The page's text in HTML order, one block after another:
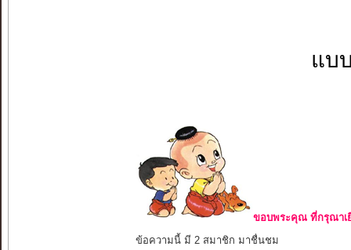
แบ
ขอบพระคุณ ที่กรุณาเ
ข้อความนี้ มี 2 สมาชิก มาชื่นชม